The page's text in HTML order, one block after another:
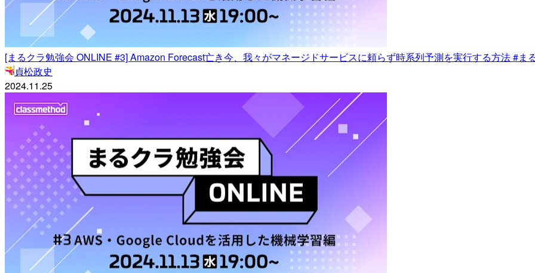
[まるクラ勉強会 ONLINE #3] Amazon Forecast亡き今、我々がマネージドサービスに頼らず時系列予測を実行する方法 #ま
貞松政史
2024.11.25